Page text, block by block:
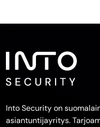
Into Security on
asiantuntijayritys.